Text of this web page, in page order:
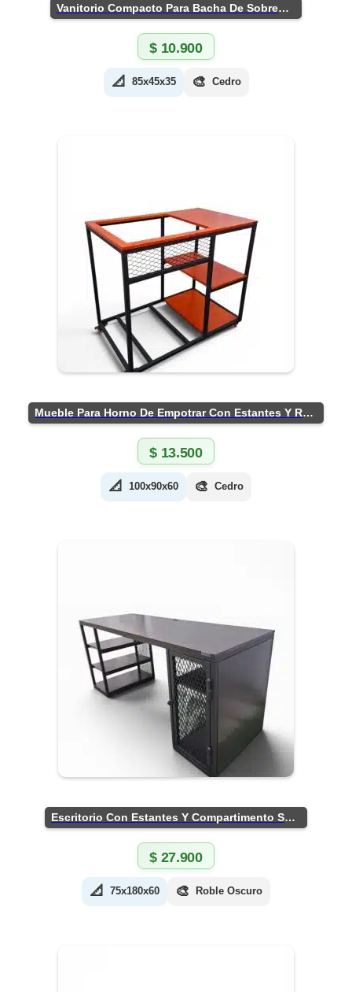
Vanitorio Compacto Para Bacha De Sobreponer
$10.900
📐 85x45x35 🎨 Cedro
Mueble Para Horno De Empotrar Con Estantes Y Ruedas
$13.500
📐 100x90x60 🎨 Cedro
Escritorio Con Estantes Y Compartimento Seguro
$27.900
📐 75x180x60 🎨 Roble Oscuro